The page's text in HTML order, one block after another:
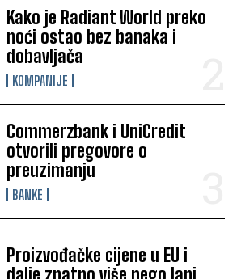
Kako je Radiant World preko
noći ostao bez banaka i
dobavljača
KOMPANIJE
Commerzbank i UniCredit
otvorili pregovore o
preuzimanju
BANKE
Proizvođačke cijene u EU i
dalje znatno više nego lani